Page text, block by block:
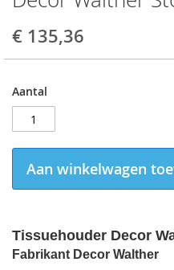
€ 135,36
Aantal
Aan winkelwagen
Tissuehouder Decor
Fabrikant Decor Walther
to
the
beginning
of
images
gallery